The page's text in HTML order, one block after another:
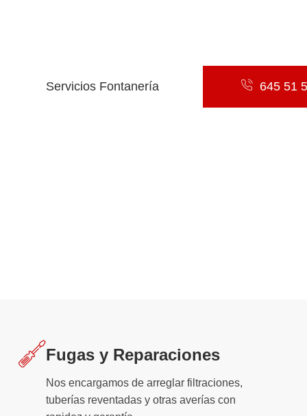
Servicios Fontanería 645 51
Fugas y Reparaciones
Nos encargamos de arreglar filtraciones,
tuberías reventadas y otras averías con